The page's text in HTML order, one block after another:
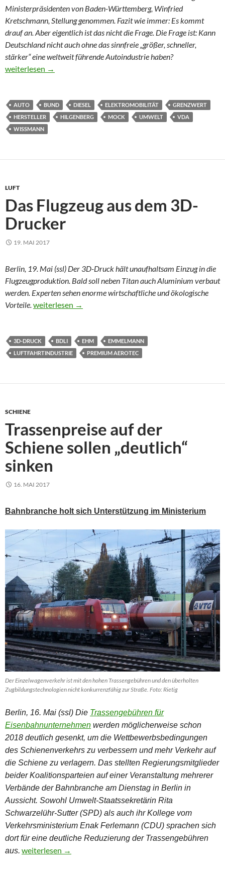
Ministerpräsidenten von Baden-Württemberg, Winfried
Kretschmann, Stellung genommen. Fazit wie immer: Es kommt
drauf an. Aber eigentlich ist das nicht die Frage. Die Frage ist: Kann
Deutschland nicht auch ohne das sinnfreie „größer, schneller,
stärker“ eine weltweit führende Autoindustrie haben?
Gegen die Leistungs-Manie beim Auto
weiterlesen →
AUTO BUND DIESEL ELEKTROMOBILITÄT
GRENZWERT
HERSTELLER
HILGENBERG MOCK UMWELT
VDA
WISSMANN
LUFT
Das Flugzeug aus dem 3D-
Drucker
19. MAI 2017
Berlin, 19. Mai (ssl) Der 3D-Druck hält unaufhaltsam Einzug in die
Flugzeugproduktion. Bald soll neben Titan auch Aluminium verbaut
werden. Experten sehen enorme wirtschaftliche und ökologische
Vorteile.Das Flugzeug aus dem 3D-Drucker
weiterlesen →
3D-DRUCK BDLI EHM
EMMELMANN
LUFTFAHRTINDUSTRIE
PREMIUM AEROTEC
SCHIENE
Trassenpreise auf der
Schiene sollen „deutlich“
sinken
16. MAI 2017
Bahnbranche holt sich Unterstützung im Ministerium
Der Einzelwagenverkehr ist mit den hohen Trassengebühren und den überholten
Zugbildungstechnologien nicht konkurrenzfähig zur Straße. Foto: Rietig
Berlin, 16. Mai (ssl) Die Trassengebühren für
Eisenbahnunternehmen werden möglicherweise schon
2018 deutlich gesenkt, um die Wettbewerbsbedingungen
des Schienenverkehrs zu verbessern und mehr Verkehr auf
die Schiene zu verlagern. Das stellten Regierungsmitglieder
beider Koalitionsparteien auf einer Veranstaltung mehrerer
Verbände der Bahnbranche am Dienstag in Berlin in
Aussicht. Sowohl Umwelt-Staatssekretärin Rita
Schwarzelühr-Sutter (SPD) als auch ihr Kollege vom
Verkehrsministerium Enak Ferlemann (CDU) sprachen sich
dort für eine deutliche Reduzierung der Trassengebühren
aus. Trassenpreise auf der Schiene sollen „deutlich“ sinken
weiterlesen →